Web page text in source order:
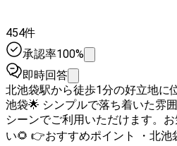
454件
承認率100%
即時回答
北池袋駅から徒歩1分の好立地に
池袋🌟 シンプルで落ち着いた雰
シーンでご利用いただけます。
い🌻 👉おすすめポイント ・北池袋駅から徒歩1分とアクセ